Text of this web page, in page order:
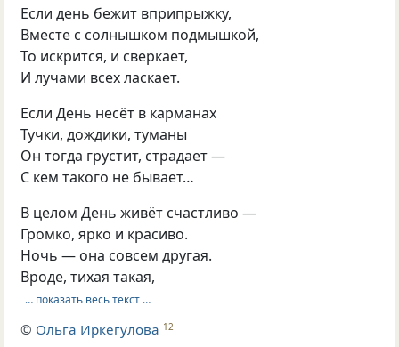
Если день бежит вприпрыжку,
Вместе с солнышком подмышкой,
То искрится, и сверкает,
И лучами всех ласкает.
Если День несёт в карманах
Тучки, дождики, туманы
Он тогда грустит, страдает —
С кем такого не бывает…
В целом День живёт счастливо —
Громко, ярко и красиво.
Ночь — она совсем другая.
Вроде, тихая такая,
… показать весь текст …
© Ольга Иркегулова 12